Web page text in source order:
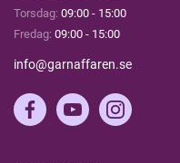
Torsdag: 09:00 - 15:00
Fredag: 09:00 - 15:00
info@garnaffaren.se